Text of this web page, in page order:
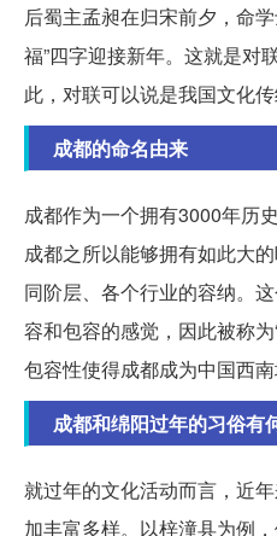
后蜀主孟昶在归宋前夕，命
福”四字迎接新年。这就是对
此，对联可以说是我国文化传
成都的命名由来
成都作为一个拥有3000年历
成都之所以能够拥有如此大
同阶层、各个行业的容纳。
容和包容的感觉，因此被称
包容性使得成都成为中国西南
成都和绵阳过年的习俗有
就过年的文化活动而言，近
加丰富多样。以梓潼县为例